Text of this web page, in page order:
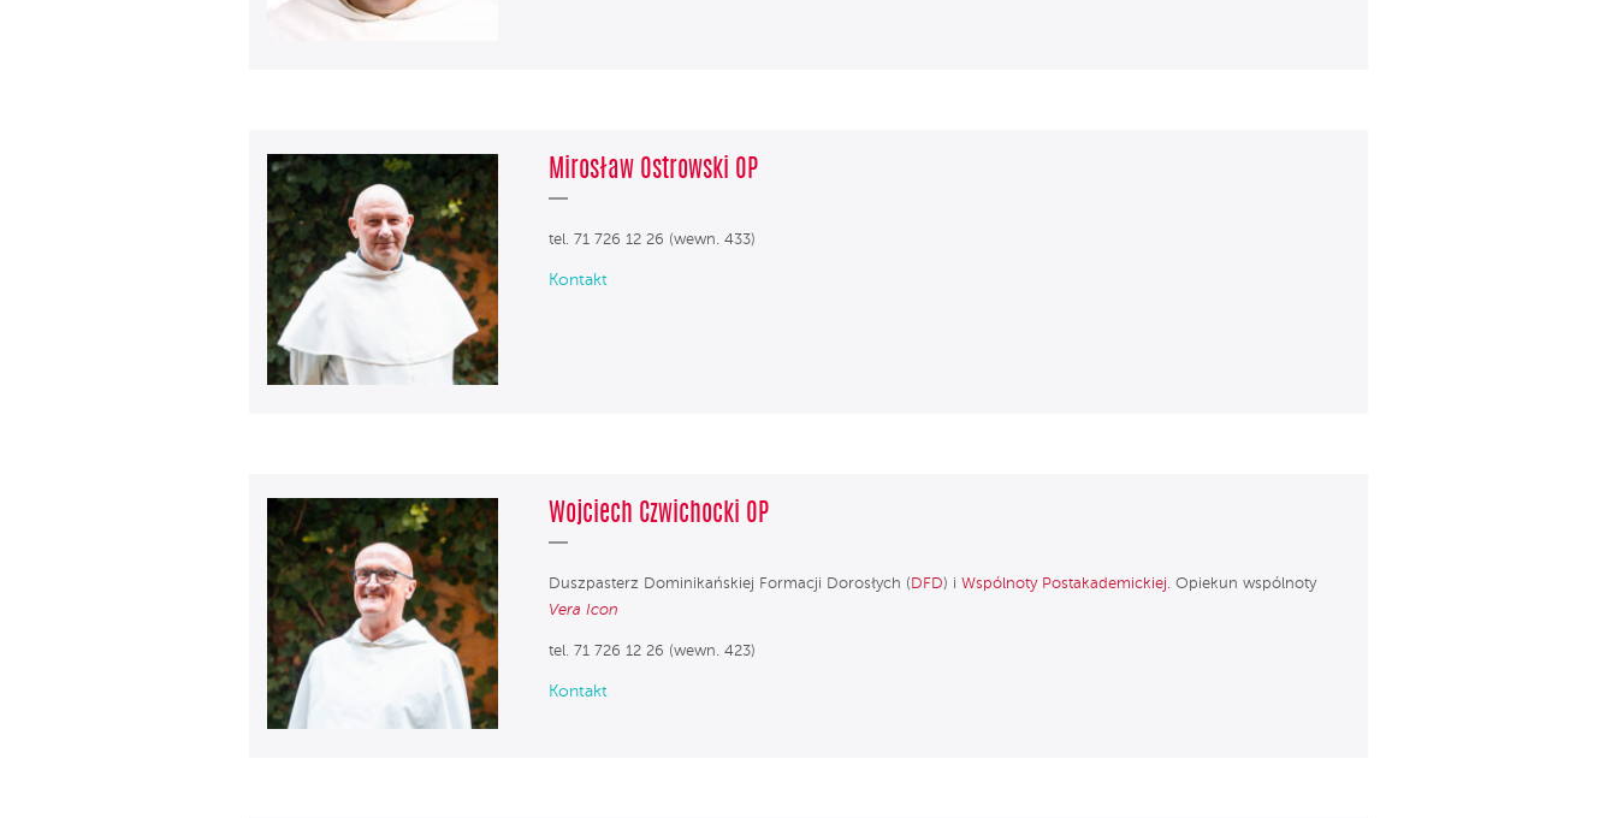
Mirosław Ostrowski OP
tel. 71 726 12 26 (wewn. 433)
Kontakt
Wojciech Czwichocki OP
Duszpasterz Dominikańskiej Formacji Dorosłych ( DFD) i Wspólnoty Postakademickiej. Opiekun wspólnoty
Vera Icon
tel. 71 726 12 26 (wewn. 423)
Kontakt